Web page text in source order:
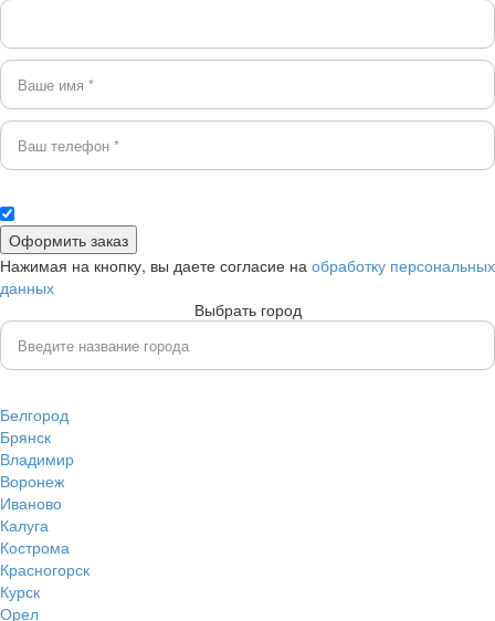
Нажимая на кнопку, вы даете согласие на обработку персональных
данных
Выбрать город
Белгород
Брянск
Владимир
Воронеж
Иваново
Калуга
Кострома
Красногорск
Курск
Орел